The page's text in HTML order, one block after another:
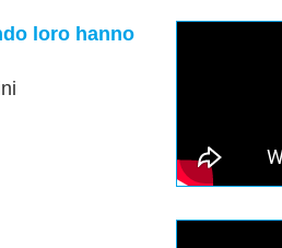
loro hanno